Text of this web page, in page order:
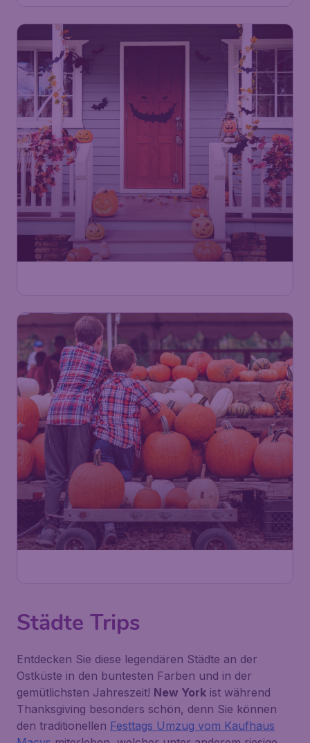
Städte Trips
Entdecken Sie diese legendären Städte an der
Ostküste in den buntesten Farben und in der
gemütlichsten Jahreszeit! New York ist während
Thanksgiving besonders schön, denn Sie können
den traditionellen Festtags Umzug vom Kaufhaus